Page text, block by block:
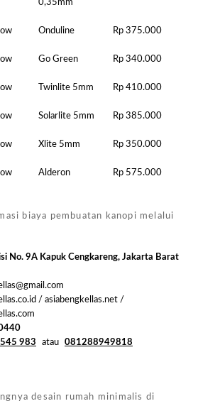
0,35mm
Onduline Rp 375.000
Go Green Rp 340.000
Twinlite 5mm Rp 410.000
Solarlite 5mm Rp 385.000
Xlite 5mm Rp 350.000
Alderon Rp 575.000
biaya pembuatan kanopi melalui
No. 9A Kapuk Cengkareng, Jakarta Barat
/ asiabengkellas.net /
983 atau 081288949818
desain rumah minimalis di